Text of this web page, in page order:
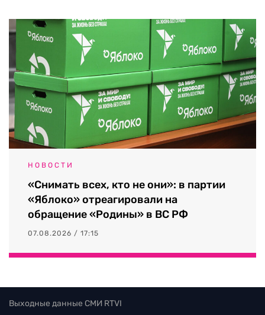
НОВОСТИ
«Снимать всех, кто не они»: в партии
«Яблоко» отреагировали на
обращение «Родины» в ВС РФ
07.08.2026 / 17:15
Выходные данные СМИ RTVI